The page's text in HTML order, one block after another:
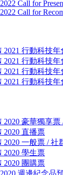
Call for
Call for
2021 行動科技
2021 行動科技
2021 行動科技
2021 行動科技
2020 豪華獨享
2020 直播票
2020 一般票 / 社
2020 學生票
2020 團購票
週邊紀念品